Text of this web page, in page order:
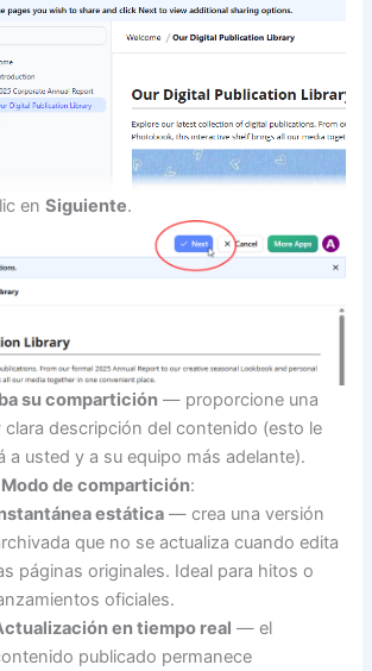
enSiguiente.
su compartición — proporcione una
clara descripción del contenido (esto le
a usted y a su equipo más adelante).
Modo de compartición:
estática — crea una versión
que no se actualiza cuando edita
páginas originales. Ideal para hitos o
oficiales.
en tiempo real — el
publicado permanece